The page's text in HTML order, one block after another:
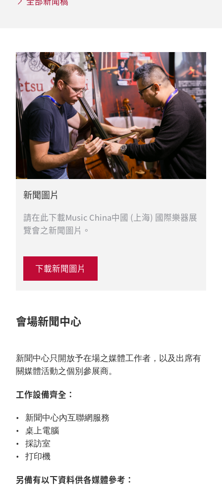
新聞圖片
請在此下載Music China中國 (上海) 國際樂器展
覽會之新聞圖片。
下載新聞圖片
會場新聞中心
新聞中心只開放予在場之媒體工作者，以及出席有
關媒體活動之個別參展商。
工作設備齊全：
新聞中心內互聯網服務
桌上電腦
採訪室
打印機
另備有以下資料供各媒體參考：